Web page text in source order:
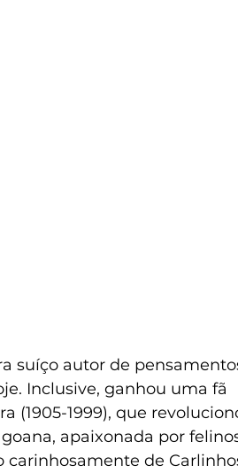
suíço autor de
Inclusive, ganhou uma fã
(1905-1999), que
apaixonada por
de